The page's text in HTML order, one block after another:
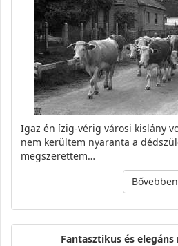
Igaz én ízig-vérig városi kislány
nem kerültem nyaranta a
megszerettem…
Bővebben
Fantasztikus és